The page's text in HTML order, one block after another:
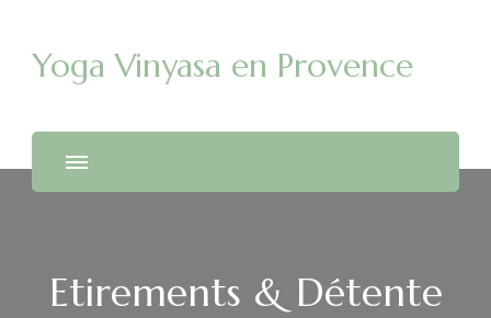
Yoga Vinyasa en Provence
Etirements & Détente